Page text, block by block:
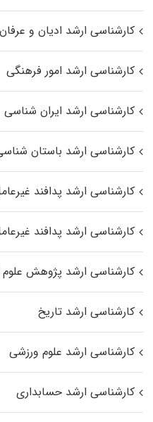
کارشناسی ارشد ادیان و
کارشناسی ارشد امور فرهنگی
کارشناسی ارشد ایران شناسی
کارشناسی ارشد باستان
کارشناسی ارشد پدافند
کارشناسی ارشد پدافند
کارشناسی ارشد پژوهش علوم
کارشناسی ارشد تاریخ
کارشناسی ارشد علوم ورزشی
کارشناسی ارشد حسابداری